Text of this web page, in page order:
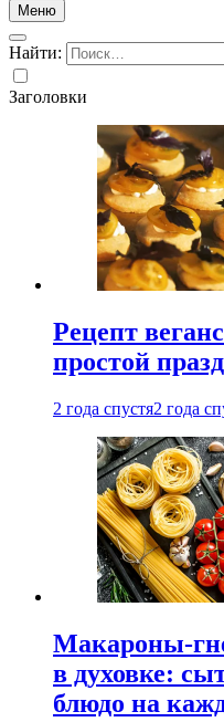
Меню
Найти:
Заголовки
Рецепт
простой
2 года спустя2 года
Макароны-
в духовке:
блюдо на